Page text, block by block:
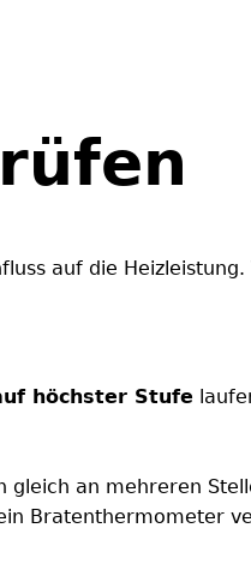
auf die
höchster Stufe
gleich an mehreren
Bratenthermometer